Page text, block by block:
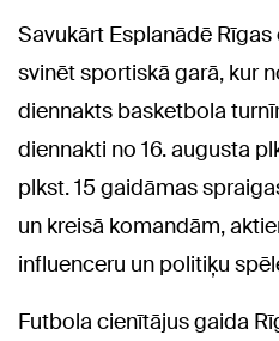
Savukārt Esplanādē
svinēt sportiskā garā, kur
diennakts basketbola
diennakti no 16. augusta
plkst. 15 gaidāmas
un kreisā komandām,
influenceru un politiķu
Futbola cienītājus gaida